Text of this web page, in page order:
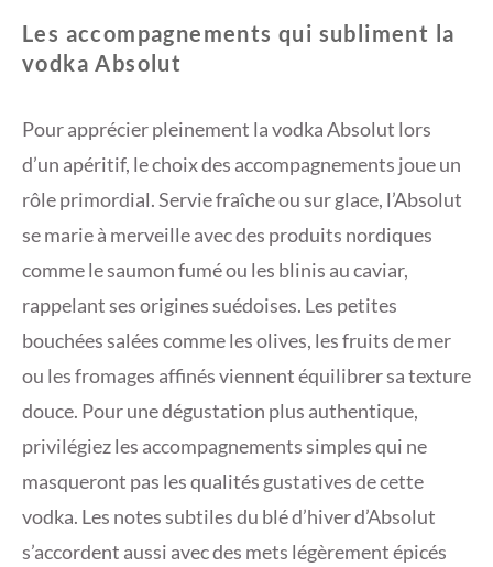
Les accompagnements qui subliment la
vodka Absolut
Pour apprécier pleinement la vodka Absolut lors
d’un apéritif, le choix des accompagnements joue un
rôle primordial. Servie fraîche ou sur glace, l’Absolut
se marie à merveille avec des produits nordiques
comme le saumon fumé ou les blinis au caviar,
rappelant ses origines suédoises. Les petites
bouchées salées comme les olives, les fruits de mer
ou les fromages affinés viennent équilibrer sa texture
douce. Pour une dégustation plus authentique,
privilégiez les accompagnements simples qui ne
masqueront pas les qualités gustatives de cette
vodka. Les notes subtiles du blé d’hiver d’Absolut
s’accordent aussi avec des mets légèrement épicés